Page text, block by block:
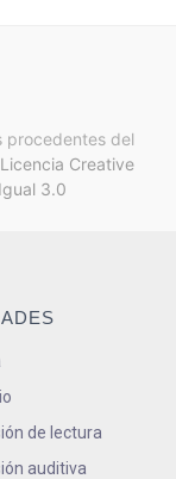
procedentes del
Licencia Creative
3.0
de lectura
auditiva